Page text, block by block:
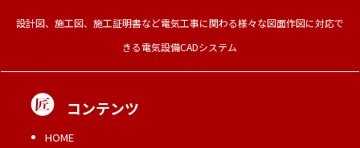
設計図、施工図、施工証明書など電気工事に関わる様々な図面作図に対応で
きる電気設備CADシステム
コンテンツ
HOME